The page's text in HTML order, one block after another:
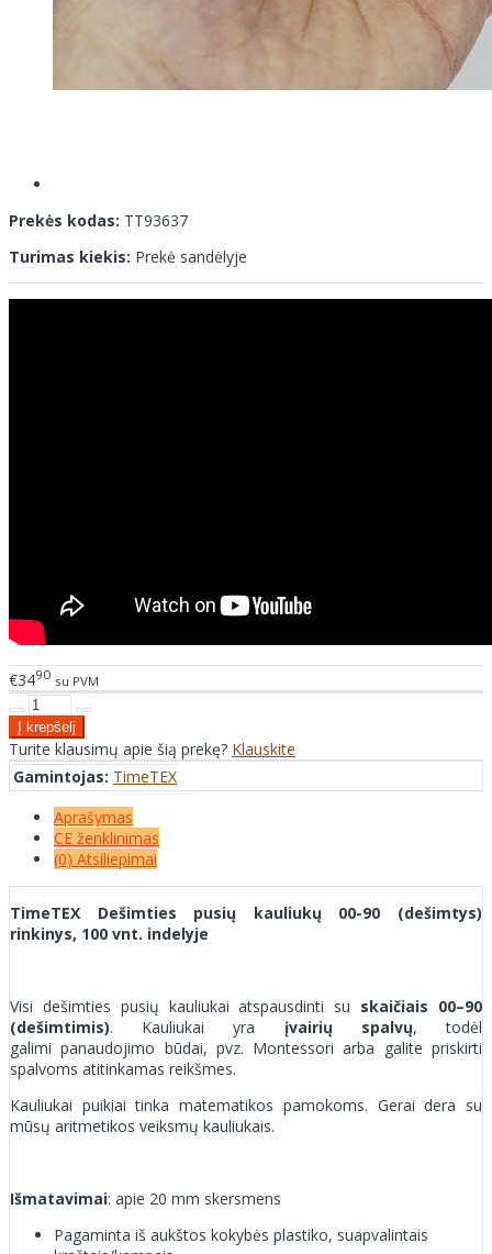
Prekės kodas: TT93637
Turimas kiekis: Prekė sandėlyje
€3490 su PVM
Turite klausimų apie šią prekę? Klauskite
Gamintojas: TimeTEX
Aprašymas
CE ženklinimas
(0) Atsiliepimai
TimeTEX Dešimties pusių kauliukų 00-90 (dešimtys)
rinkinys, 100 vnt. indelyje
Visi dešimties pusių kauliukai atspausdinti su skaičiais 00–90
(dešimtimis). Kauliukai yra įvairių spalvų, todėl
galimi panaudojimo būdai, pvz. Montessori arba galite priskirti
spalvoms atitinkamas reikšmes.
Kauliukai puikiai tinka matematikos pamokoms. Gerai dera su
mūsų aritmetikos veiksmų kauliukais.
Išmatavimai: apie 20 mm skersmens
Pagaminta iš aukštos kokybės plastiko, suapvalintais